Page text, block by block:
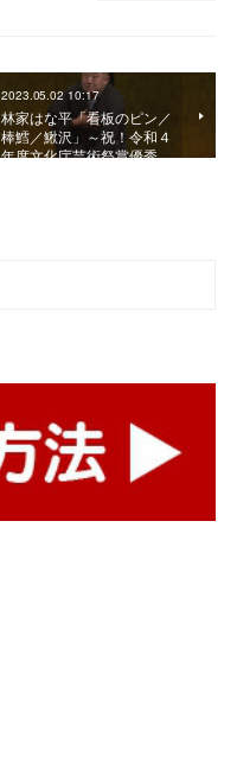
2023.05.02 10:17
林家はな平「看板のピン／
棒鱈／鰍沢」～祝！令和４
年度文化庁芸術祭賞優秀…